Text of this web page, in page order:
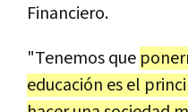
Financiero.
"Tenemos que
educación es el